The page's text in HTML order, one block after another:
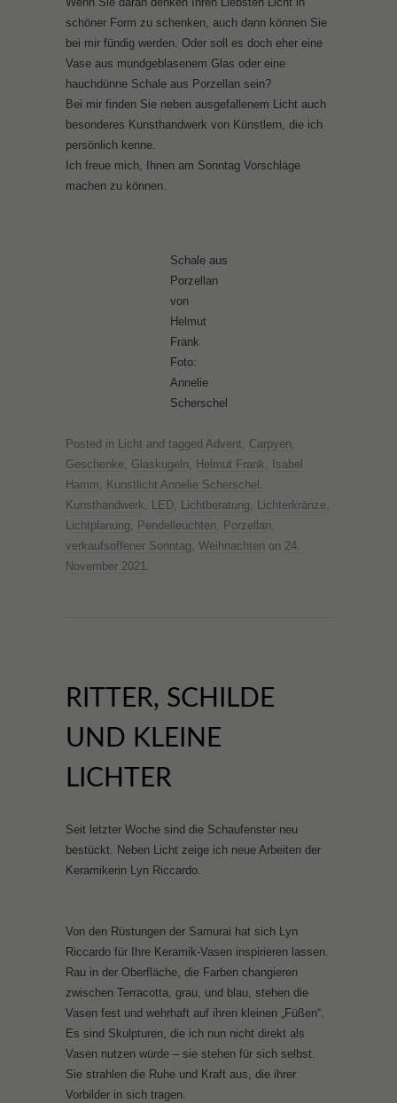
schöner Form zu schenken, auch dann können Sie
bei mir fündig werden. Oder soll es doch eher eine
Vase aus mundgeblasenem Glas oder eine
hauchdünne Schale aus Porzellan sein?
Bei mir finden Sie neben ausgefallenem Licht auch
besonderes Kunsthandwerk von Künstlern, die ich
persönlich kenne.
Ich freue mich, Ihnen am Sonntag Vorschläge
machen zu können.
Schale aus
Porzellan
von
Helmut
Frank
Foto:
Annelie
Scherschel
Posted in Licht and tagged Advent, Carpyen,
Geschenke, Glaskugeln, Helmut Frank,
Isabel
Hamm, Kunstlicht Annelie Scherschel.
Kunsthandwerk, LED, Lichtberatung, Lichterkränze,
Lichtplanung, Pendelleuchten, Porzellan,
verkaufsoffener Sonntag, Weihnachten on 24.
November 2021.
RITTER, SCHILDE
UND KLEINE
LICHTER
Seit letzter Woche sind die Schaufenster neu
bestückt. Neben Licht zeige ich neue Arbeiten der
Keramikerin Lyn Riccardo.
Von den Rüstungen der Samurai hat sich Lyn
Riccardo für Ihre Keramik-Vasen inspirieren lassen.
Rau in der Oberfläche, die Farben changieren
zwischen Terracotta, grau, und blau, stehen die
Vasen fest und wehrhaft auf ihren kleinen „Füßen“.
Es sind Skulpturen, die ich nun nicht direkt als
Vasen nutzen würde – sie stehen für sich selbst.
Sie strahlen die Ruhe und Kraft aus, die ihrer
Vorbilder in sich tragen.